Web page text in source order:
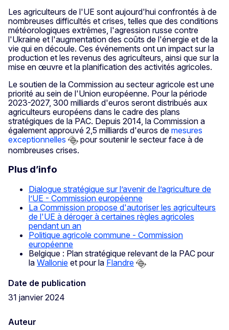
Les agriculteurs de l'UE sont aujourd'hui confrontés à de
nombreuses difficultés et crises, telles que des conditions
météorologiques extrêmes, l'agression russe contre
l'Ukraine et l'augmentation des coûts de l'énergie et de la
vie qui en découle. Ces événements ont un impact sur la
production et les revenus des agriculteurs, ainsi que sur la
mise en œuvre et la planification des activités agricoles.
Le soutien de la Commission au secteur agricole est une
priorité au sein de l'Union européenne. Pour la période
2023-2027, 300 milliards d'euros seront distribués aux
agriculteurs européens dans le cadre des plans
stratégiques de la PAC. Depuis 2014, la Commission a
également approuvé 2,5 milliards d'euros de mesures
exceptionnelles
pour soutenir le secteur face à de
nombreuses crises.
Plus d’info
Dialogue stratégique sur l’avenir de l’agriculture de
l’UE - Commission européenne
La Commission propose d'autoriser les agriculteurs
de l'UE à déroger à certaines règles agricoles
pendant un an
Politique agricole commune - Commission
européenne
Belgique : Plan stratégique relevant de la PAC pour
la Wallonie et pour la Flandre
Date de publication
31 janvier 2024
Auteur